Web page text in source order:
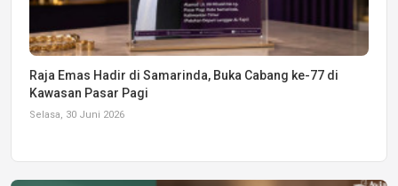
Raja Emas Hadir di Samarinda, Buka Cabang ke-77 di
Kawasan Pasar Pagi
Selasa, 30 Juni 2026